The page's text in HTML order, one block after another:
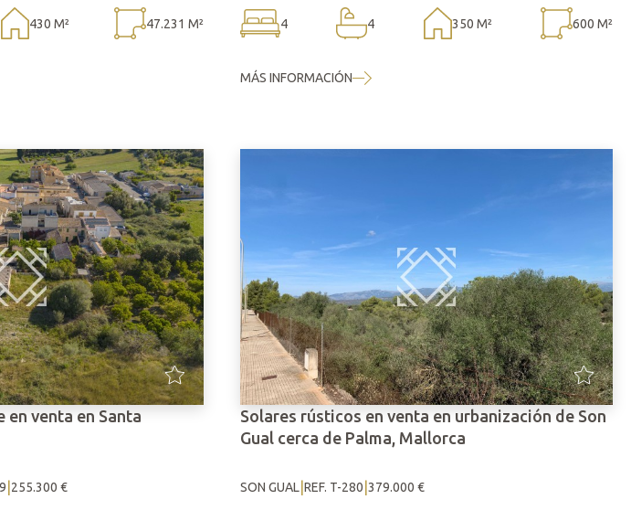
430 M² 47.231 M² 4 4 350 M² 600 M²
MÁS INFORMACIÓN
venta en Santa
255.300 €
Solares rústicos en venta en urbanización de Son
Gual cerca de Palma, Mallorca
SON GUAL REF. T-280 379.000 €